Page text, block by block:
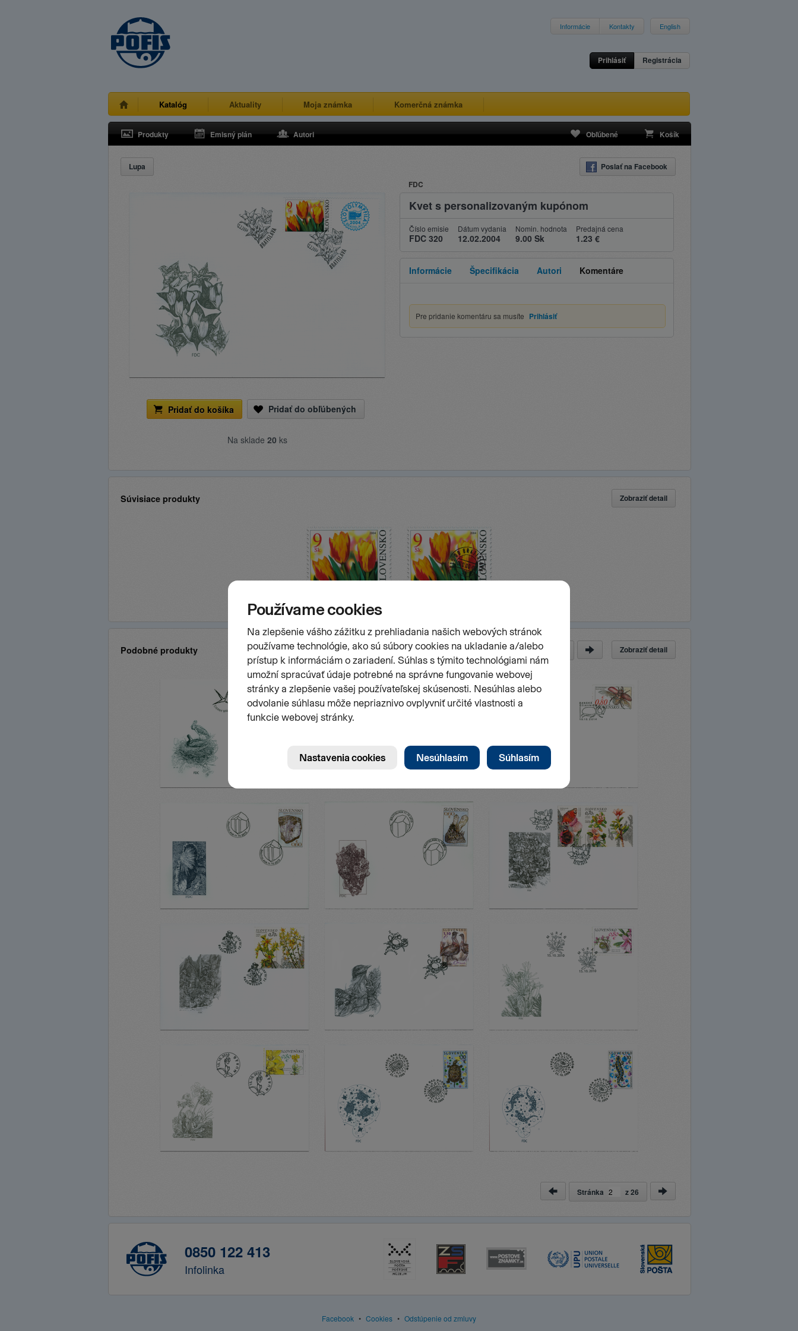
Informácie Kontakty English
Prihlásiť Registrácia
Katalóg Aktuality Moja známka Komerčná známka
Produkty Emisný plán Autori Obľúbené Košík
Lupa Poslať na Facebook
Pridať do košíka Pridať do obľúbených
Na sklade 20 ks
FDC
Kvet s personalizovaným kupónom
Číslo emisie
FDC 320
Dátum vydania
12.02.2004
Nomin. hodnota
9.00 Sk
Predajná cena
1.23 €
Informácie Špecifikácia Autori Komentáre
Pre pridanie komentáru sa musíte Prihlásiť
Súvisiace produkty Zobraziť detail
Podobné produkty Zobraziť detail
Stránka
Stránka z26
0850 122 413
Infolinka
Facebook • Cookies • Odstúpenie od zmluvy